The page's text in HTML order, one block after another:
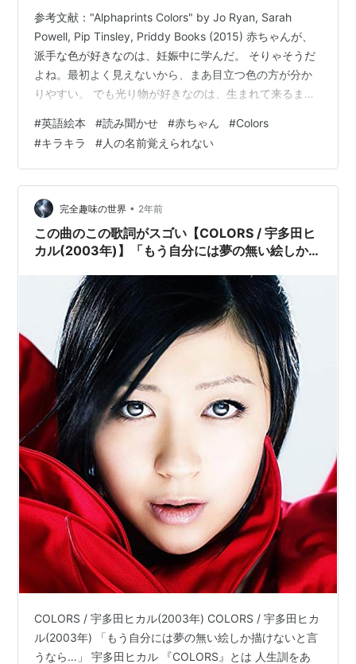
参考文献："Alphaprints Colors" by Jo Ryan, Sarah
Powell, Pip Tinsley, Priddy Books (2015) 赤ちゃんが、
派手な色が好きなのは、妊娠中に学んだ。 そりゃそうだ
よね。最初よく見えないから、まあ目立つ色の方が分か
りやすい。 でも光り物が好きなのは、生まれて来るまで
ネックレスを狙われる。 （小さくても、女なのね…）と
いうわけではなく、お友達の男の子も光り物目掛けて突
進してくるから、赤ちゃん全般に人気らしい。 この絵本
は、派手な色とページの端のキラキラで、見事にめめち
ゃんの心…
#英語絵本 #読み聞かせ #赤ちゃん #Colors
#キラキラ #人の名前覚えられない
完全趣味の世界 • 2年前
この曲のこの歌詞がスゴい【COLORS / 宇多田ヒ
カル(2003年)】「もう自分には夢の無い絵しか描
COLORS / 宇多田ヒカル(2003年) COLORS / 宇多田ヒカ
ル(2003年) 「もう自分には夢の無い絵しか描けないと言
うなら…」 宇多田ヒカル 『COLORS』とは 人生訓をあ